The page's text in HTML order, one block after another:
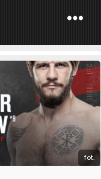
Oezdemir vs.
gali UFC!
fot.